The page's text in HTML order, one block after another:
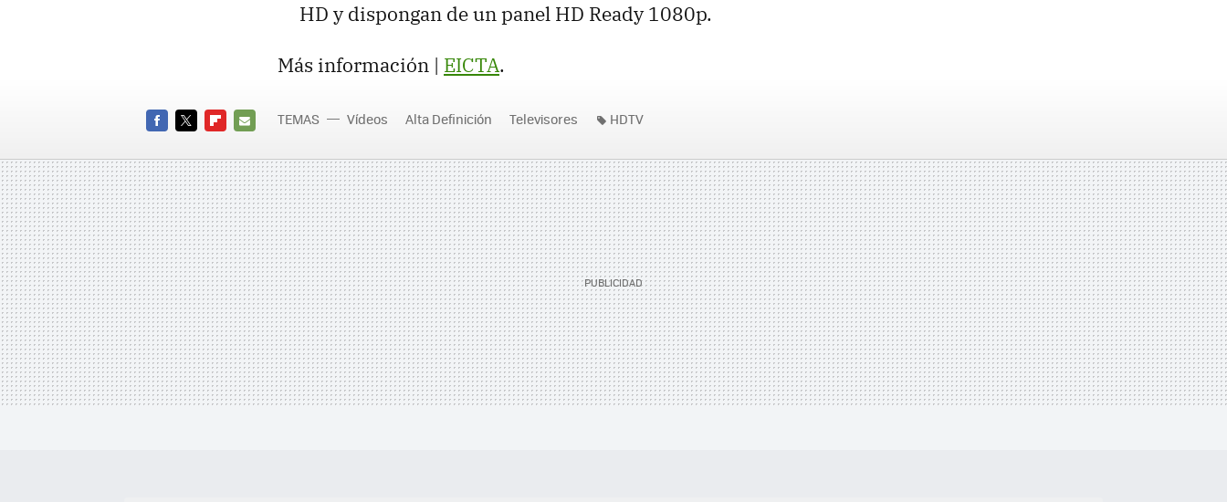
HD y dispongan de un panel HD Ready 1080p.
Más información | EICTA.
MAIL
TEMAS Vídeos Alta Definición Televisores HDTV